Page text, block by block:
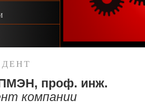
проф. инж.
компании